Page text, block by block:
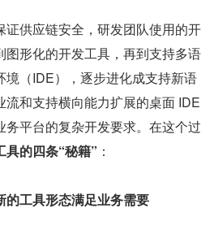
证供应链安全，研发团队使用的开
图形化的开发工具，再到支持多语
境（IDE），逐步进化成支持新语
和支持横向能力扩展的桌面 IDE
平台的复杂开发要求。在这个过
具的四条“秘籍” ：
工具形态满足业务需要